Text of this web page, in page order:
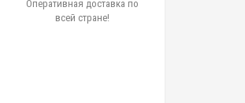
Оперативная доставка по
всей стране!